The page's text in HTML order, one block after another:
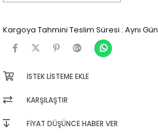
Kargoya Tahmini Teslim Süresi : Aynı Gün
İSTEK LISTEME EKLE
KARŞILAŞTIR
FIYAT DÜŞÜNCE HABER VER